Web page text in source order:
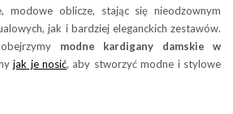
modowe oblicze, stając się nieodzownym
jak i bardziej eleganckich zestawów.
modne kardigany damskie w
jak je nosić, aby stworzyć modne i stylowe